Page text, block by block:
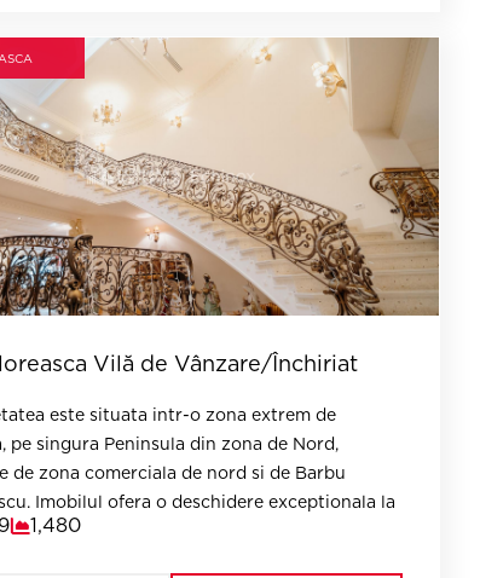
Vilă de Vânzare/Închiriat
este situata intr-o zona extrem de
pe singura Peninsula din zona de Nord,
de zona comerciala de nord si de Barbu
Imobilul ofera o deschidere exceptionala la
lac, de 70 mp, si o privelistea unica.
1,480